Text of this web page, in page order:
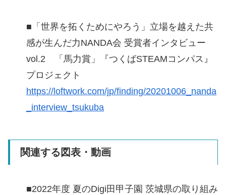
■「世界を拓くためにやろう」立場を越えた共
感が生んだ力NANDA会 受賞者インタビュー
vol.2 「馬力賞」『つくばSTEAMコンパス』
プロジェクト
https://loftwork.com/jp/finding/20201006_nanda
_interview_tsukuba
関連する図表・動画
■2022年度 夏のDigi田甲子園 茨城県の取り組み